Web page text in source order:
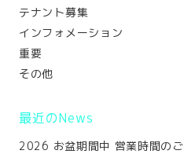
テナント募集
インフォメーション
重要
その他
最近のNews
2026 お盆期間中 営業時間の